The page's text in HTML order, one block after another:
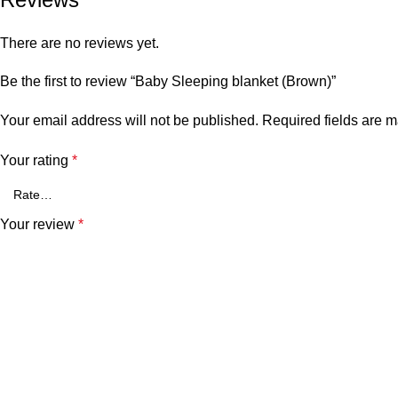
There are no reviews yet.
Be the first to review “Baby Sleeping blanket (Brown)”
Your email address will not be published. Required fields are
Your rating *
Your review *